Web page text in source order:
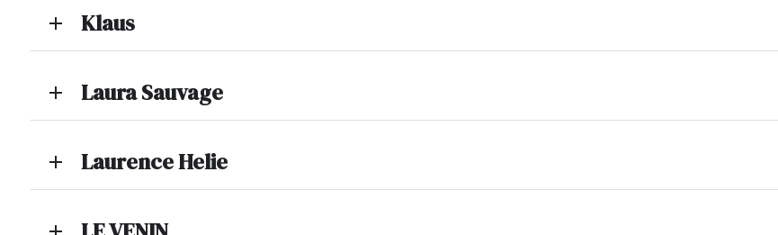
add Klaus
add Laura Sauvage
add Laurence Helie